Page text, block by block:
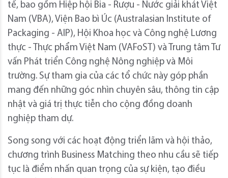
tế, bao gồm Hiệp hội Bia - Rượu - Nước giải khát Việt
Nam (VBA), Viện Bao bì Úc (Australasian Institute of
Packaging - AIP), Hội Khoa học và Công nghệ Lương
thực - Thực phẩm Việt Nam (VAFoST) và Trung tâm Tư
vấn Phát triển Công nghệ Nông nghiệp và Môi
trường. Sự tham gia của các tổ chức này góp phần
mang đến những góc nhìn chuyên sâu, thông tin cập
nhật và giá trị thực tiễn cho cộng đồng doanh
nghiệp tham dự.
Song song với các hoạt động triển lãm và hội thảo,
chương trình Business Matching theo nhu cầu sẽ tiếp
tục là điểm nhấn quan trọng của sự kiện, tạo điều